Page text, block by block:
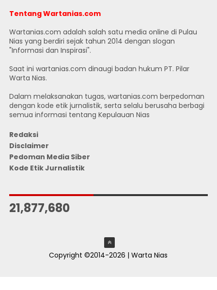
Tentang Wartanias.com
Wartanias.com adalah salah satu media online di Pulau
Nias yang berdiri sejak tahun 2014 dengan slogan
"Informasi dan Inspirasi".
Saat ini wartanias.com dinaugi badan hukum PT. Pilar
Warta Nias.
Dalam melaksanakan tugas, wartanias.com berpedoman
dengan kode etik jurnalistik, serta selalu berusaha berbagi
semua informasi tentang Kepulauan Nias
Redaksi
Disclaimer
Pedoman Media Siber
Kode Etik Jurnalistik
21,877,680
Copyright ©2014-2026 | Warta Nias